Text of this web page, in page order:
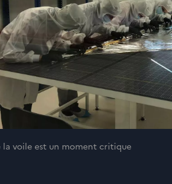
la voile est un moment critique